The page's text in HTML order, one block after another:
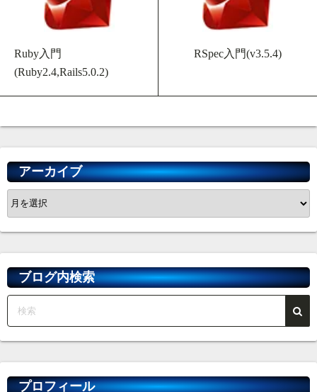
Ruby入門
(Ruby2.4,Rails5.0.2)
RSpec入門(v3.5.4)
アーカイブ
ア
ー
カ
イ
ブブログ内検索
プロフィール